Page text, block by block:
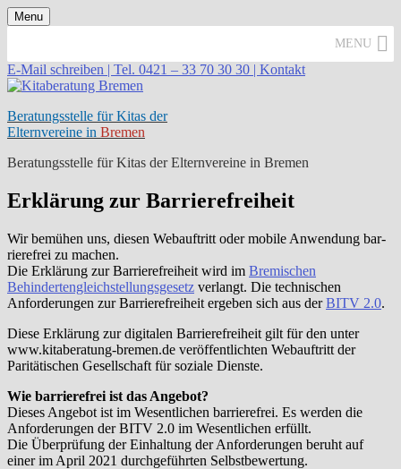
Skip
to
Menu
MENU
E-Mail schreiben | Tel. 0421 – 33 70 30 30 | Kontakt
Beratungsstelle für Kitas der
Elternvereine in Bremen
Beratungsstelle für Kitas der Elternvereine in Bremen
Erklärung zur Barrierefreiheit
Wir bemü­hen uns, die­sen Webauftritt oder mobi­le Anwendung bar­
rie­re­frei zu machen.
Die Erklärung zur Barrierefreiheit wird im Bremischen
Behindertengleichstellungsgesetz ver­langt. Die tech­ni­schen
Anforderungen zur Barrierefreiheit erge­ben sich aus derBITV 2.0.
Diese Erklärung zur digi­ta­len Barrierefreiheit gilt für den unter
www.kitaberatung-bremen.de ver­öf­fent­lich­ten Webauftritt der
Paritätischen Gesellschaft für sozia­le Dienste.
Wie bar­rie­re­frei ist das Angebot?
Dieses Angebot ist im Wesentlichen bar­rie­re­frei. Es wer­den die
Anforderungen der BITV 2.0 im Wesentlichen erfüllt.
Die Überprüfung der Einhaltung der Anforderungen beruht auf
einer im April 2021 durch­ge­führ­ten Selbstbewertung.